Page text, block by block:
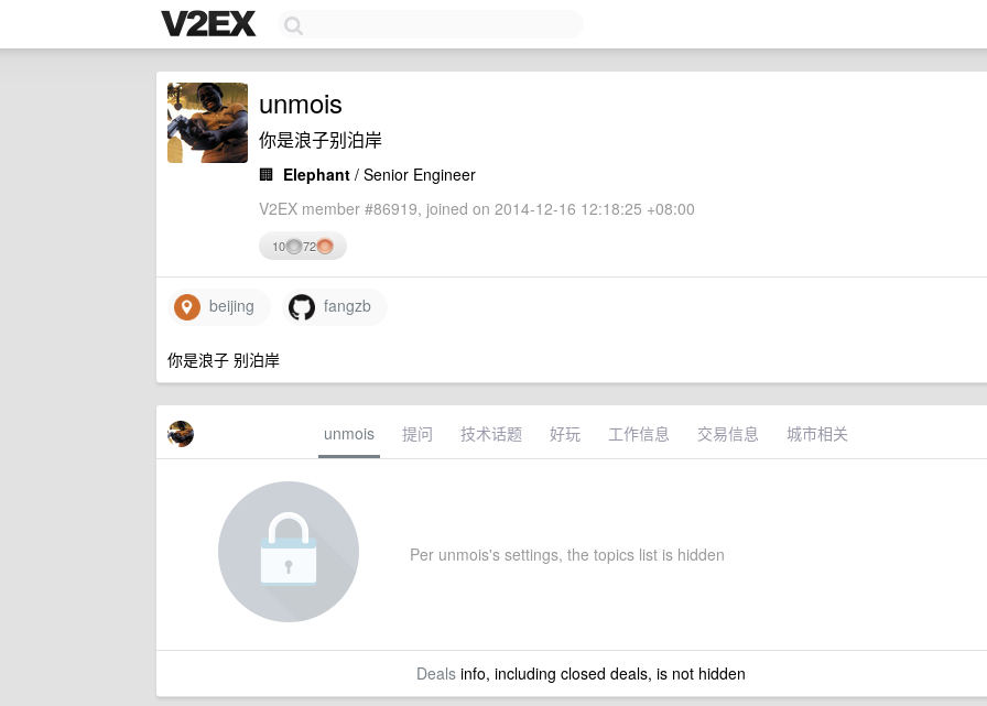
unmois
你是浪子别泊岸
🏢 Elephant / Senior Engineer
V2EX member #86919, joined on 2014-12-16 12:18:25 +08:00
10 72
beijing fangzb
你是浪子 别泊岸
unmois 提问 技术话题 好玩 工作信息 交易信息 城市相关
Per unmois's settings, the topics list is hidden
Dealsinfo, including closed deals, is not hidden